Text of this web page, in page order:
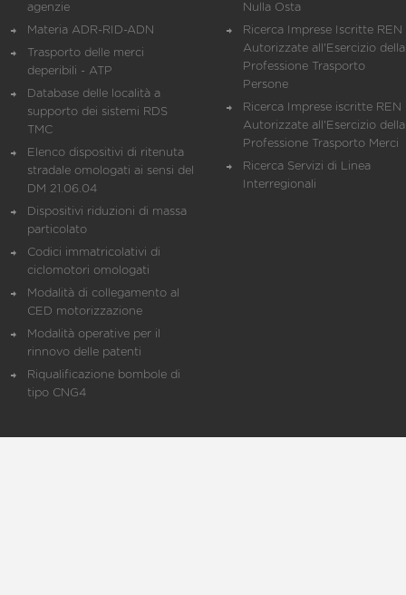
agenzie
Materia ADR-RID-ADN
Trasporto delle merci
deperibili - ATP
Database delle località a
supporto dei sistemi RDS
TMC
Elenco dispositivi di ritenuta
stradale omologati ai sensi del
DM 21.06.04
Dispositivi riduzioni di massa
particolato
Codici immatricolativi di
ciclomotori omologati
Modalità di collegamento al
CED motorizzazione
Modalità operative per il
rinnovo delle patenti
Riqualificazione bombole di
tipo CNG4
Nulla Osta
Ricerca Imprese Iscritte REN
Autorizzate all'Esercizio della
Professione Trasporto
Persone
Ricerca Imprese iscritte REN
Autorizzate all'Esercizio della
Professione Trasporto Merci
Ricerca Servizi di Linea
Interregionali